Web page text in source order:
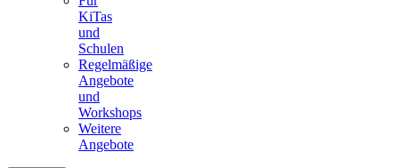
KiTas
und
Schulen
Regelmäßige
Angebote
und
Workshops
Weitere
Angebote